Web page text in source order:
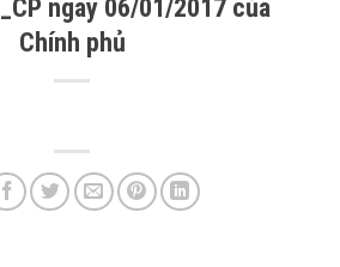
ngày 06/01/2017 của
Chính phủ